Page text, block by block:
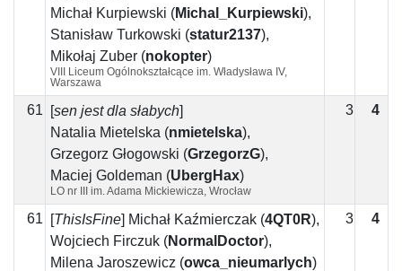
Michał Kurpiewski (Michal_Kurpiewski),
Stanisław Turkowski (statur2137),
Mikołaj Żuber (nokopter)
VIII Liceum Ogólnokształcące im. Władysława IV,
Warszawa
61 [sen jest dla słabych]
Natalia Mietelska (nmietelska),
Grzegorz Głogowski (GrzegorzG),
Maciej Goldeman (UbergHax)
LO nr III im. Adama Mickiewicza, Wrocław
3 4
61 [ThisIsFine] Michał Kaźmierczak (4QT0R),
Wojciech Firczuk (NormalDoctor),
Milena Jaroszewicz (owca_nieumarlych)
3 4